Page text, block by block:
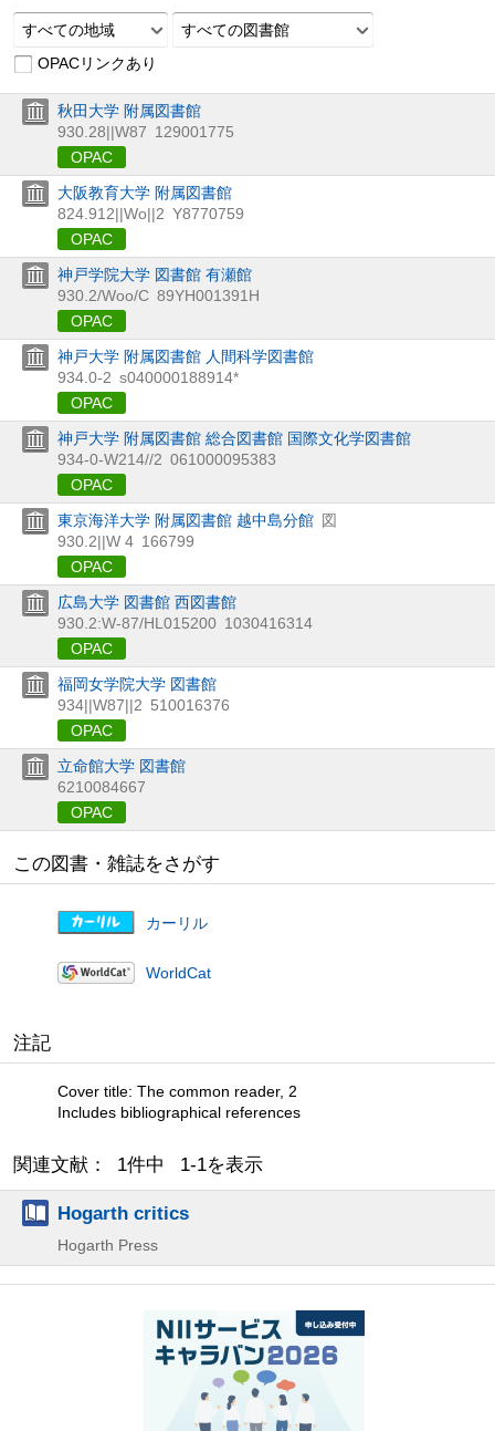
すべての地域
すべての図書館
OPACリンクあり
秋田大学 附属図書館
930.28||W87 129001775
OPAC
大阪教育大学 附属図書館
824.912||Wo||2 Y8770759
OPAC
神戸学院大学 図書館 有瀬館
930.2/Woo/C 89YH001391H
OPAC
神戸大学 附属図書館 人間科学図書館
934.0-2 s040000188914*
OPAC
神戸大学 附属図書館 総合図書館 国際文化学図書館
934-0-W214//2 061000095383
OPAC
東京海洋大学 附属図書館 越中島分館 図
930.2||W 4 166799
OPAC
広島大学 図書館 西図書館
930.2:W-87/HL015200 1030416314
OPAC
福岡女学院大学 図書館
934||W87||2 510016376
OPAC
立命館大学 図書館
6210084667
OPAC
この図書・雑誌をさがす
カーリル
WorldCat
注記
Cover title: The common reader, 2
Includes bibliographical references
関連文献： 1件中 1-1を表示
Hogarth critics
Hogarth Press